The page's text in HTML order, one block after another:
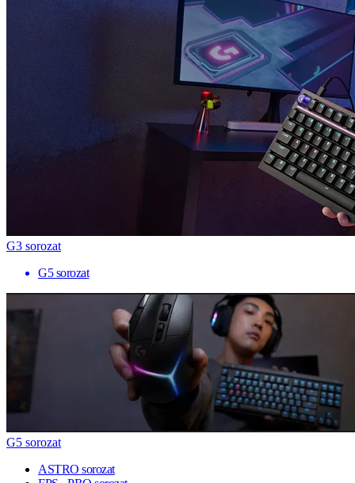
G3 sorozat
G5 sorozat
G5 sorozat
ASTRO sorozat